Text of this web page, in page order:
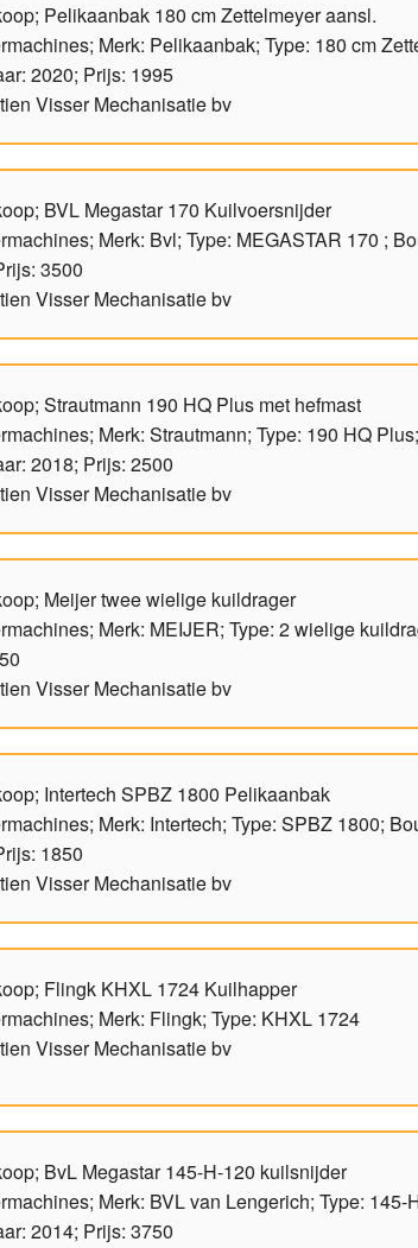
Pelikaanbak 180 cm Zettelmeyer aansl.
Merk: Pelikaanbak; Type: 180 cm
2020; Prijs: 1995
Visser Mechanisatie bv
BVL Megastar 170 Kuilvoersnijder
Merk: Bvl; Type: MEGASTAR 170 ;
3500
Visser Mechanisatie bv
Strautmann 190 HQ Plus met hefmast
Merk: Strautmann; Type: 190 HQ Plus;
2018; Prijs: 2500
Visser Mechanisatie bv
Meijer twee wielige kuildrager
Merk: MEIJER; Type: 2 wielige
Visser Mechanisatie bv
Intertech SPBZ 1800 Pelikaanbak
Merk: Intertech; Type: SPBZ 1800;
1850
Visser Mechanisatie bv
Flingk KHXL 1724 Kuilhapper
Merk: Flingk; Type: KHXL 1724
Visser Mechanisatie bv
BvL Megastar 145-H-120 kuilsnijder
Merk: BVL van Lengerich; Type: 145-
2014; Prijs: 3750